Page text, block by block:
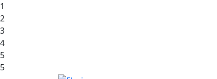
1
2
3
4
5
5